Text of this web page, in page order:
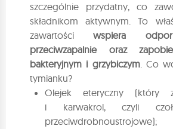
szczególnie przydatny, co
składnikom aktywnym. To
zawartościwspiera
przeciwzapalnie oraz
bakteryjnym i grzybiczym. Co
tymianku?
Olejek eteryczny (który
i karwakrol, czyli
przeciwdrobnoustrojowe);